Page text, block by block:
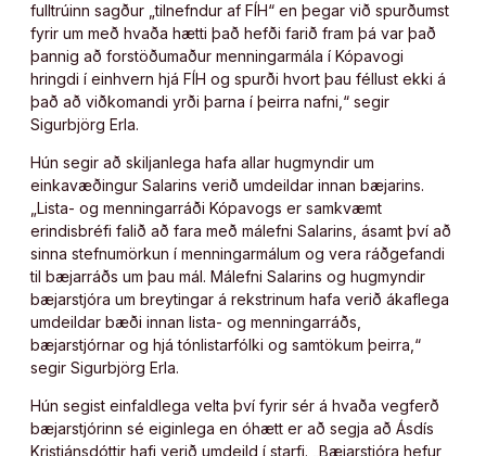
fulltrúinn sagður „tilnefndur af FÍH“ en þegar við spurðumst
fyrir um með hvaða hætti það hefði farið fram þá var það
þannig að forstöðumaður menningarmála í Kópavogi
hringdi í einhvern hjá FÍH og spurði hvort þau féllust ekki á
það að viðkomandi yrði þarna í þeirra nafni,“ segir
Sigurbjörg Erla.
Hún segir að skiljanlega hafa allar hugmyndir um
einkavæðingur Salarins verið umdeildar innan bæjarins.
„Lista- og menningarráði Kópavogs er samkvæmt
erindisbréfi falið að fara með málefni Salarins, ásamt því að
sinna stefnumörkun í menningarmálum og vera ráðgefandi
til bæjarráðs um þau mál. Málefni Salarins og hugmyndir
bæjarstjóra um breytingar á rekstrinum hafa verið ákaflega
umdeildar bæði innan lista- og menningarráðs,
bæjarstjórnar og hjá tónlistarfólki og samtökum þeirra,“
segir Sigurbjörg Erla.
Hún segist einfaldlega velta því fyrir sér á hvaða vegferð
bæjarstjórinn sé eiginlega en óhætt er að segja að Ásdís
Kristjánsdóttir hafi verið umdeild í starfi. „Bæjarstjóra hefur